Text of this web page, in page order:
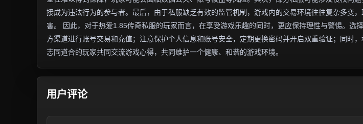
接成为违法行为的参与者。最后，由于私服缺乏有效的监管机制，游戏内的交易环境往往复杂多变
害。 因此，对于热爱1.85传奇私服的玩家而言，在享受游戏乐趣的同时，更应保持理性与警惕。选
方渠道进行账号交易和充值；注意保护个人信息和账号安全，定期更换密码并开启双重验证；同时
志同道合的玩家共同交流游戏心得，共同维护一个健康、和谐的游戏环境。
用户评论